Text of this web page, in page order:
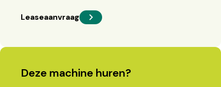
Leaseaanvraag
Deze machine huren?